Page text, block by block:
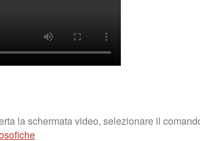
la schermata video, selezionare il